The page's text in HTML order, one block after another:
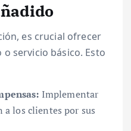
es crucial ofrecer
servicio básico. Esto
Implementar
a los clientes por sus